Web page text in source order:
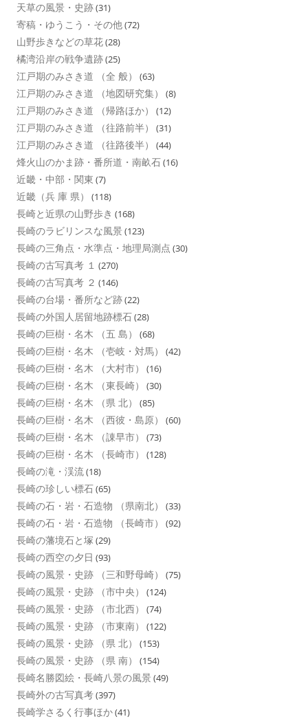
天草の風景・史跡(31)
寄稿・ゆうこう・その他(72)
山野歩きなどの草花(28)
橘湾沿岸の戦争遺跡(25)
江戸期のみさき道 （全 般） (63)
江戸期のみさき道 （地図研究集） (8)
江戸期のみさき道 （帰路ほか） (12)
江戸期のみさき道 （往路前半） (31)
江戸期のみさき道 （往路後半） (44)
烽火山のかま跡・番所道・南畝石(16)
近畿・中部・関東 (7)
近畿（兵 庫 県） (118)
長崎と近県の山野歩き (168)
長崎のラビリンスな風景 (123)
長崎の三角点・水準点・地理局測点 (30)
長崎の古写真考 １ (270)
長崎の古写真考 ２ (146)
長崎の台場・番所など跡(22)
長崎の外国人居留地跡標石(28)
長崎の巨樹・名木 （五 島） (68)
長崎の巨樹・名木 （壱岐・対馬） (42)
長崎の巨樹・名木 （大村市） (16)
長崎の巨樹・名木 （東長崎） (30)
長崎の巨樹・名木 （県 北） (85)
長崎の巨樹・名木 （西彼・島原） (60)
長崎の巨樹・名木 （諌早市） (73)
長崎の巨樹・名木 （長崎市） (128)
長崎の滝・渓流(18)
長崎の珍しい標石(65)
長崎の石・岩・石造物 （県南北） (33)
長崎の石・岩・石造物 （長崎市） (92)
長崎の藩境石と塚 (29)
長崎の西空の夕日 (93)
長崎の風景・史跡 （三和野母崎） (75)
長崎の風景・史跡 （市中央） (124)
長崎の風景・史跡 （市北西） (74)
長崎の風景・史跡 （市東南） (122)
長崎の風景・史跡 （県 北） (153)
長崎の風景・史跡 （県 南） (154)
長崎名勝図絵・長崎八景の風景 (49)
長崎外の古写真考(397)
長崎学さるく行事ほか(41)